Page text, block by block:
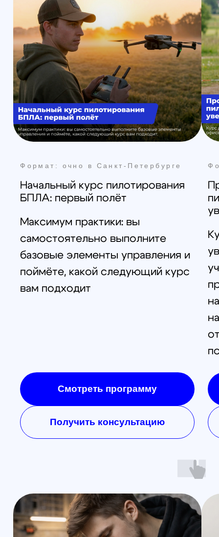
Формат: очно в Санкт-Петербурге
3D-моделирование и 3D-печать:
практический курс за 3 дня
Курс для тех, кто хочет
научиться готовить модель под
печать и получать
предсказуемый результат на на
FDM-принтере: от идеи и модели
— до готовой детали
Смотреть программу
Получить консультацию
@skyindustry
Cвежие обзоры, крутые посты
и видео известных пилотов,
Познакомимся с вами лично и
ответим на все вопросы